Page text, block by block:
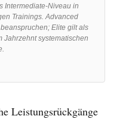
Intermediate-Niveau in
Trainings. Advanced
Elite gilt als
Jahrzehnt systematischen
Leistungsrückgänge